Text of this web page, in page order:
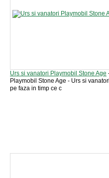
Urs si vanatori Playmobil Stone Age
Playmobil Stone Age - Urs si
pe faza in timp ce c